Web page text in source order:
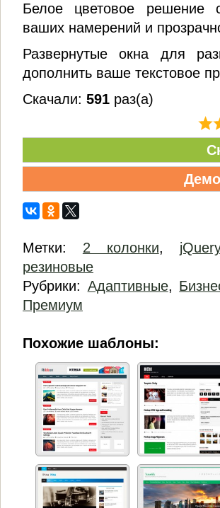
Белое цветовое решение
ваших намерений и
Развернутые окна для
дополнить ваше текстовое
Скачали: 591 раз(а)
Метки: 2 колонки,
резиновые
Рубрики: Адаптивные,
Премиум
Похожие шаблоны: